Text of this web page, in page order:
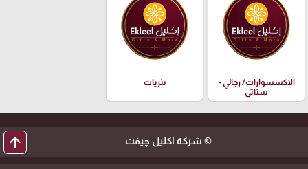
الاكسسوارات/ رجالي -
ستاتي
نثريات
© شركة اكليل چيفت arrow_upward